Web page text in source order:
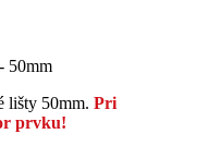
lišty 50mm. Pri
prvku!